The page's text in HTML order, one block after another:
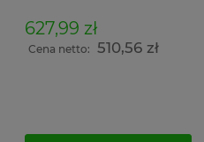
siedziskiem, uchwyt
umożliwiający
przenoszenie
627,99 zł
Cena netto: 510,56 zł